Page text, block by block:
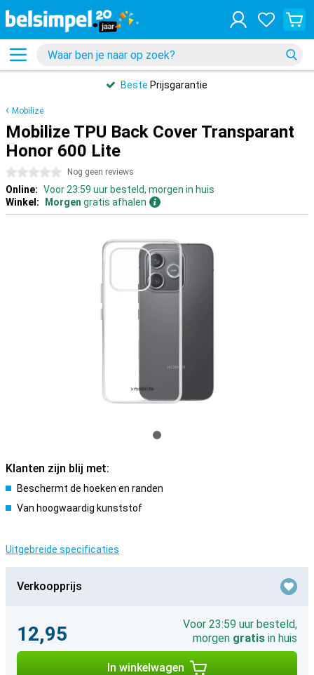
Beste Prijsgarantie
Mobilize
Mobilize TPU Back Cover Transparant
Honor 600 Lite
0 sterren Nog geen reviews
Online: Voor 23:59 uur besteld, morgen in huis
Winkel:
Morgen gratis afhalen
Klanten zijn blij met:
Beschermt de hoeken en randen
Van hoogwaardig kunststof
Uitgebreide specificaties
Verkoopprijs
12,95
Voor 23:59 uur besteld,
morgen gratis in huis
In winkelwagen